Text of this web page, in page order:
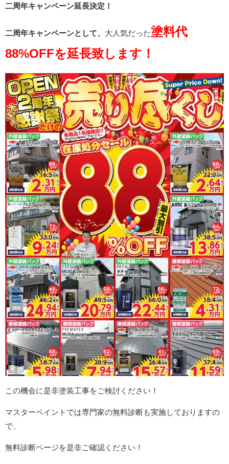
二周年キャンペーン延長決定！
二周年キャンペーンとして、 大人気だった塗料代
88%OFFを延長致します！
この機会に是非塗装工事をご検討ください！
マスターペイントでは専門家の無料診断も実施しておりますの
で、
無料診断ページを是非ご確認ください！